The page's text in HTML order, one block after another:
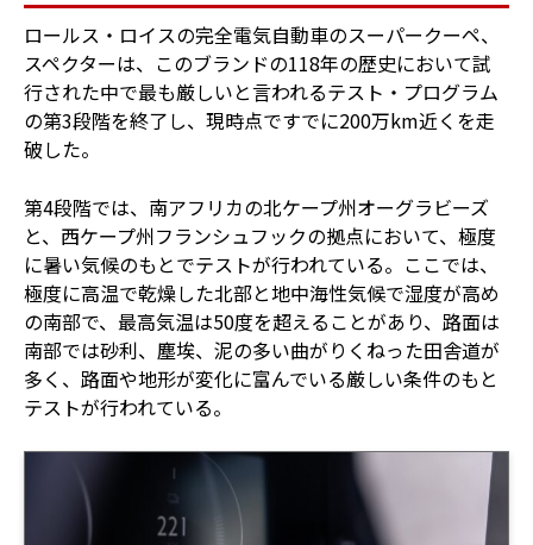
ロールス・ロイスの完全電気自動車のスーパークーペ、
スペクターは、このブランドの118年の歴史において試
行された中で最も厳しいと言われるテスト・プログラム
の第3段階を終了し、現時点ですでに200万km近くを走
破した。
第4段階では、南アフリカの北ケープ州オーグラビーズ
と、西ケープ州フランシュフックの拠点において、極度
に暑い気候のもとでテストが行われている。ここでは、
極度に高温で乾燥した北部と地中海性気候で湿度が高め
の南部で、最高気温は50度を超えることがあり、路面は
南部では砂利、塵埃、泥の多い曲がりくねった田舎道が
多く、路面や地形が変化に富んでいる厳しい条件のもと
テストが行われている。